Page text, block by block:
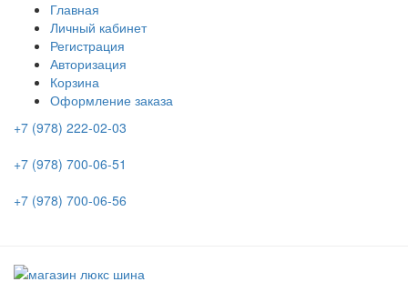
Главная
Личный кабинет
Регистрация
Авторизация
Корзина
Оформление заказа
+7 (978) 222-02-03
+7 (978) 700-06-51
+7 (978) 700-06-56